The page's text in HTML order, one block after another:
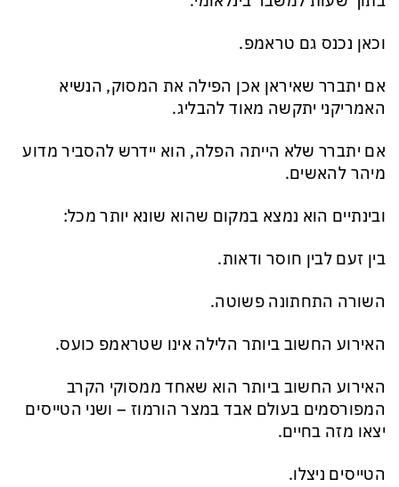
וכאן נכנס גם טראמפ.
אם יתברר שאיראן אכן הפילה את המסוק, הנשיא
האמריקני יתקשה מאוד להבליג.
אם יתברר שלא הייתה הפלה, הוא יידרש להסביר מדוע
מיהר להאשים.
ובינתיים הוא נמצא במקום שהוא שונא יותר מכל:
בין זעם לבין חוסר ודאות.
השורה התחתונה פשוטה.
האירוע החשוב ביותר הלילה אינו שטראמפ כועס.
האירוע החשוב ביותר הוא שאחד ממסוקי הקרב
המפורסמים בעולם אבד במצר הורמוז – ושני הטייסים
יצאו מזה בחיים.
הטייסים ניצלו.